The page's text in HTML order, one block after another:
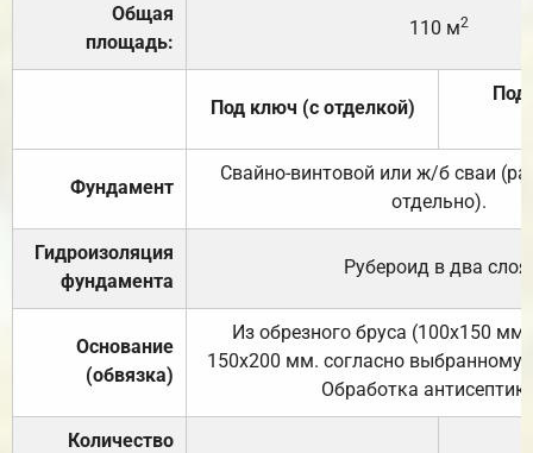
Общая
площадь:
110 м2
Под ключ (с отделкой)
Под
Фундамент
Свайно-винтовой или ж/б сваи
отдельно).
Гидроизоляция
фундамента
Рубероид в два слоя.
Основание
(обвязка)
Из обрезного бруса (100х150
150х200 мм. согласно выбранному
Обработка
Количество